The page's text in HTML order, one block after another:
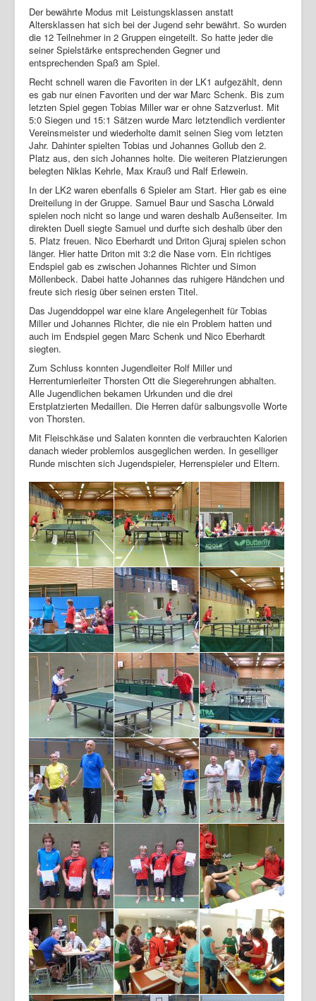
Der bewährte Modus mit Leistungsklassen anstatt
Altersklassen hat sich bei der Jugend sehr bewährt. So wurden
die 12 Teilnehmer in 2 Gruppen eingeteilt. So hatte jeder die
seiner Spielstärke entsprechenden Gegner und
entsprechenden Spaß am Spiel.
Recht schnell waren die Favoriten in der LK1 aufgezählt, denn
es gab nur einen Favoriten und der war Marc Schenk. Bis zum
letzten Spiel gegen Tobias Miller war er ohne Satzverlust. Mit
5:0 Siegen und 15:1 Sätzen wurde Marc letztendlich verdienter
Vereinsmeister und wiederholte damit seinen Sieg vom letzten
Jahr. Dahinter spielten Tobias und Johannes Gollub den 2.
Platz aus, den sich Johannes holte. Die weiteren Platzierungen
belegten Niklas Kehrle, Max Krauß und Ralf Erlewein.
In der LK2 waren ebenfalls 6 Spieler am Start. Hier gab es eine
Dreiteilung in der Gruppe. Samuel Baur und Sascha Lörwald
spielen noch nicht so lange und waren deshalb Außenseiter. Im
direkten Duell siegte Samuel und durfte sich deshalb über den
5. Platz freuen. Nico Eberhardt und Driton Gjuraj spielen schon
länger. Hier hatte Driton mit 3:2 die Nase vorn. Ein richtiges
Endspiel gab es zwischen Johannes Richter und Simon
Möllenbeck. Dabei hatte Johannes das ruhigere Händchen und
freute sich riesig über seinen ersten Titel.
Das Jugenddoppel war eine klare Angelegenheit für Tobias
Miller und Johannes Richter, die nie ein Problem hatten und
auch im Endspiel gegen Marc Schenk und Nico Eberhardt
siegten.
Zum Schluss konnten Jugendleiter Rolf Miller und
Herrenturnierleiter Thorsten Ott die Siegerehrungen abhalten.
Alle Jugendlichen bekamen Urkunden und die drei
Erstplatzierten Medaillen. Die Herren dafür salbungsvolle Worte
von Thorsten.
Mit Fleischkäse und Salaten konnten die verbrauchten Kalorien
danach wieder problemlos ausgeglichen werden. In geselliger
Runde mischten sich Jugendspieler, Herrenspieler und Eltern.